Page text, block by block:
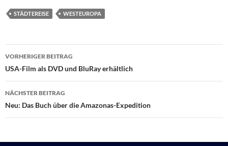
STÄDTEREISE WESTEUROPA
Beitragsnavigation
VORHERIGER BEITRAG
USA-Film als DVD und BluRay erhältlich
NÄCHSTER BEITRAG
Neu: Das Buch über die Amazonas-Expedition